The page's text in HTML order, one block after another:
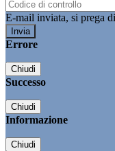
E-mail inviata, si prega
Errore
Chiudi
Successo
Chiudi
Informazione
Chiudi